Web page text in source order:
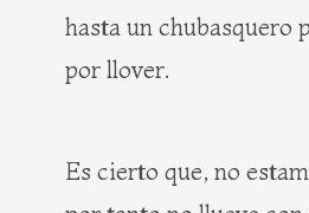
hasta un chubasquero
por llover.
Es cierto que, no